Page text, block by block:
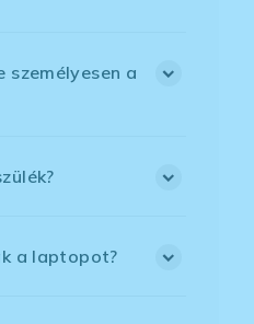
személyesen a
a laptopot?